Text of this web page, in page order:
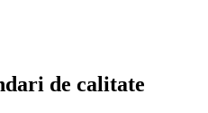
de calitate